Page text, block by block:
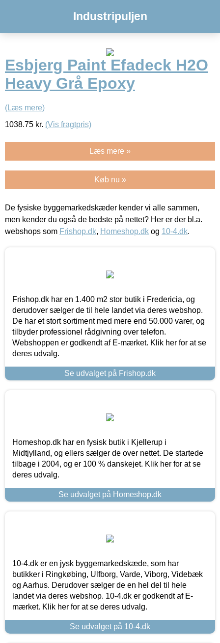
Industripuljen
Esbjerg Paint Efadeck H2O
Heavy Grå Epoxy
(Læs mere)
1038.75 kr. (Vis fragtpris)
Læs mere »
Køb nu »
De fysiske byggemarkedskæder kender vi alle sammen,
men kender du også de bedste på nettet? Her er der bl.a.
webshops som Frishop.dk, Homeshop.dk og 10-4.dk.
Frishop.dk har en 1.400 m2 stor butik i Fredericia, og
derudover sælger de til hele landet via deres webshop.
De har et stort sortiment med mere end 50.000 varer, og
tilbyder professionel rådgivning over telefon.
Webshoppen er godkendt af E-mærket. Klik her for at se
deres udvalg.
Se udvalget på Frishop.dk
Homeshop.dk har en fysisk butik i Kjellerup i
Midtjylland, og ellers sælger de over nettet. De startede
tilbage i 2004, og er 100 % danskejet. Klik her for at se
deres udvalg.
Se udvalget på Homeshop.dk
10-4.dk er en jysk byggemarkedskæde, som har
butikker i Ringkøbing, Ulfborg, Varde, Viborg, Videbæk
og Aarhus. Derudover sælger de en hel del til hele
landet via deres webshop. 10-4.dk er godkendt af E-
mærket. Klik her for at se deres udvalg.
Se udvalget på 10-4.dk